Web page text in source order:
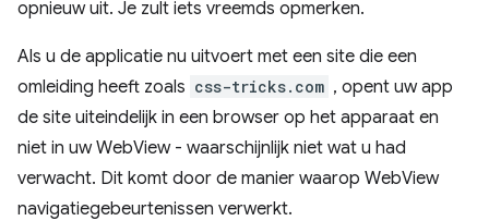
opnieuw uit. Je zult iets vreemds opmerken.
Als u de applicatie nu uitvoert met een site die een
omleiding heeft zoals css-tricks.com , opent uw app
de site uiteindelijk in een browser op het apparaat en
niet in uw WebView - waarschijnlijk niet wat u had
verwacht. Dit komt door de manier waarop WebView
navigatiegebeurtenissen verwerkt.